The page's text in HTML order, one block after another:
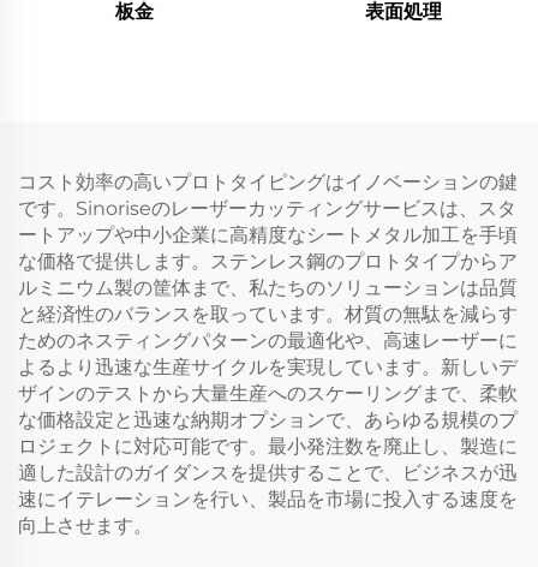
板金 表面処理
コスト効率の高いプロトタイピングはイノベーションの鍵
です。Sinoriseのレーザーカッティングサービスは、スタ
ートアップや中小企業に高精度なシートメタル加工を手頃
な価格で提供します。ステンレス鋼のプロトタイプからア
ルミニウム製の筐体まで、私たちのソリューションは品質
と経済性のバランスを取っています。材質の無駄を減らす
ためのネスティングパターンの最適化や、高速レーザーに
よるより迅速な生産サイクルを実現しています。新しいデ
ザインのテストから大量生産へのスケーリングまで、柔軟
な価格設定と迅速な納期オプションで、あらゆる規模のプ
ロジェクトに対応可能です。最小発注数を廃止し、製造に
適した設計のガイダンスを提供することで、ビジネスが迅
速にイテレーションを行い、製品を市場に投入する速度を
向上させます。